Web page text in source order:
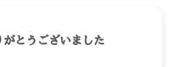
とうございました